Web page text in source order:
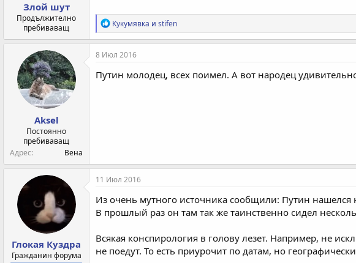
Злой шут
Продължително
пребиваващ
Р
е
а
к
и
и
Кукумявка и stifen
Aksel
Постоянно
пребиваващ
Адрес
Вена
8 Июл 2016
Путин молодец, всех поимел. А вот народец
Глокая Куздра
Гражданин форума
11 Июл 2016
Из очень мутного источника сообщили: Путин нашелся
В прошлый раз он там так же таинственно сидел
Всякая конспирология в голову лезет. Например, не
не поедут. То есть приурочит по датам, но